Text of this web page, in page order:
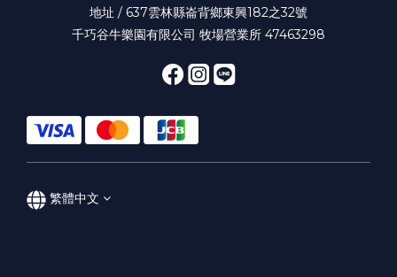
地址 / 637雲林縣崙背鄉東興182之32號
千巧谷牛樂園有限公司 牧場營業所 47463298
繁體中文